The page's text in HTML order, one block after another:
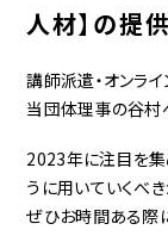
人材】の提供
講師派遣・オンラ
当団体理事の谷村
2023年に注目を
うに用いていくべ
ぜひお時間ある際